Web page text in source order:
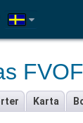
FVOF
Karta